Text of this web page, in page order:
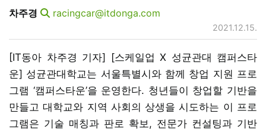
차주경 racingcar@itdonga.com
2021.12.15.
[IT동아 차주경 기자] [스케일업 X 성균관대 캠퍼스타
운] 성균관대학교는 서울특별시와 함께 창업 지원 프로
그램 ‘캠퍼스타운’을 운영한다. 청년들이 창업할 기반을
만들고 대학교와 지역 사회의 상생을 시도하는 이 프로
그램은 기술 매칭과 판로 확보, 전문가 컨설팅과 기반